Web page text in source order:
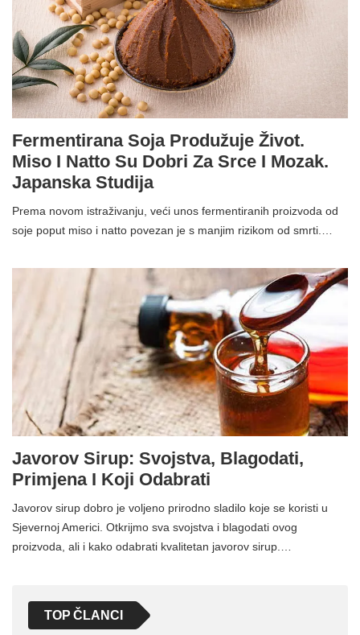
Fermentirana Soja Produžuje Život.
Miso I Natto Su Dobri Za Srce I Mozak.
Japanska Studija
Prema novom istraživanju, veći unos fermentiranih proizvoda od
soje poput miso i natto povezan je s manjim rizikom od smrti.…
Javorov Sirup: Svojstva, Blagodati,
Primjena I Koji Odabrati
Javorov sirup dobro je voljeno prirodno sladilo koje se koristi u
Sjevernoj Americi. Otkrijmo sva svojstva i blagodati ovog
proizvoda, ali i kako odabrati kvalitetan javorov sirup.…
TOP ČLANCI